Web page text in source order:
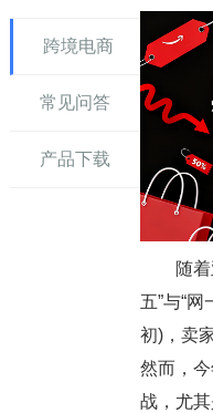
跨境电商
常见问答
产品下载
随着亚
五”与“
初)，卖
然而，
战，尤